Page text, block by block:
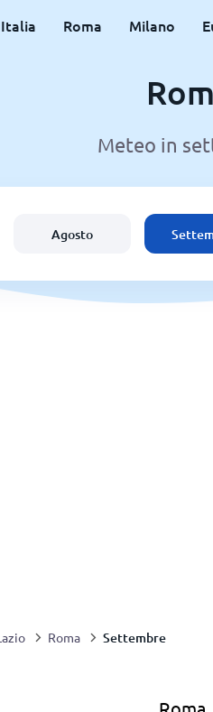
Italia Roma Milano
Meteo in
Agosto
Roma Settembre